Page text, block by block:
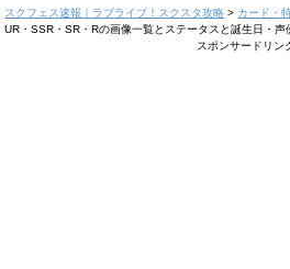
スクフェス速報｜ラブライブ！スクスタ攻略 > カード・
UR・SSR・SR・Rの画像一覧とステータスと誕生日・声
スポンサードリン